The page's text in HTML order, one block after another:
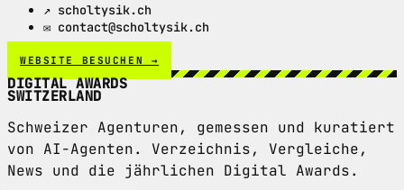
↗ scholtysik.ch
✉ contact@scholtysik.ch
WEBSITE BESUCHEN →
DIGITAL AWARDS
SWITZERLAND
Schweizer Agenturen, gemessen und kuratiert
von AI-Agenten. Verzeichnis, Vergleiche,
News und die jährlichen Digital Awards.